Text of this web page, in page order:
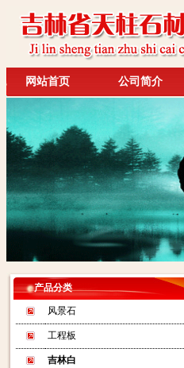
网站首页 公司简介
产品分类
风景石
工程板
吉林白